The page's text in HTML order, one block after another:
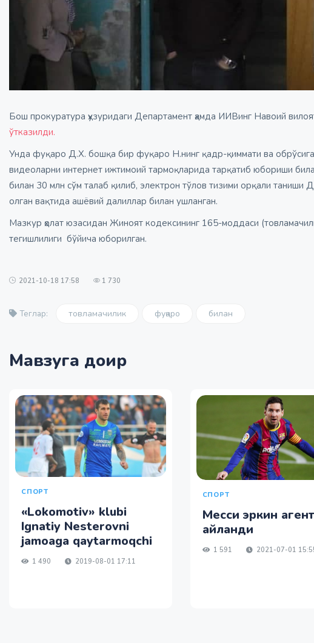
Бош прокуратура ҳузуридаги Департамент ҳамда ИИВинг Навоий
ўтказилди.
Унда фуқаро Д.Х. бошқа бир фуқаро Н.нинг қадр-қиммати ва
видеоларни интернет ижтимоий тармоқларида тарқатиб юбориши
билан 30 млн сўм талаб қилиб, электрон тўлов тизими орқали таниши
олган вақтида ашёвий далиллар билан ушланган.
Мазкур ҳолат юзасидан Жиноят кодексининг 165-моддаси
тегишлилиги бўйича юборилган.
2021-10-18 17:58 1 730
Теглар: товламачилик фуқаро билан
Мавзуга доир
СПОРТ
«Lokomotiv» klubi
Ignatiy Nesterovni
jamoaga qaytarmoqchi
1 490 2019-08-01 17:11
СПОРТ
Месси эркин
айланди
1 591 2021-07-01